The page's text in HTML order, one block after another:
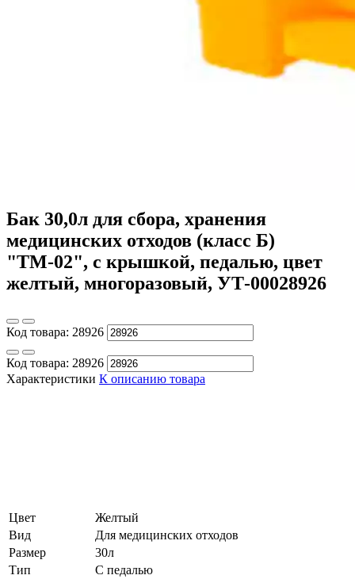
Бак 30,0л для сбора, хранения
медицинских отходов (класс Б)
"ТМ-02", с крышкой, педалью, цвет
желтый, многоразовый, УТ-00028926
Код товара: 28926
Код товара: 28926
Характеристики К описанию товара
Цвет
Желтый
Вид
Для медицинских отходов
Размер
30л
Тип
С педалью